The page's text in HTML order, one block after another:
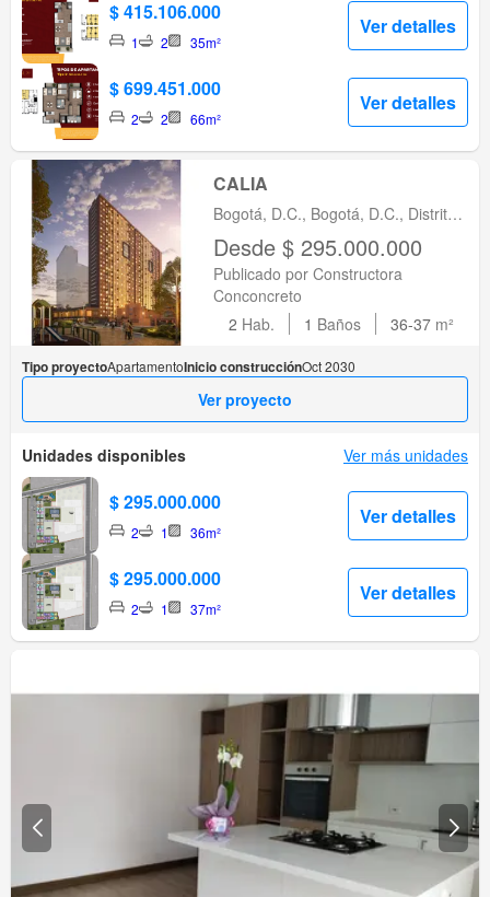
$ 415.106.000
1 2 35m²
Ver detalles
$ 699.451.000
2 2 66m²
Ver detalles
CALIA
Bogotá, D.C., Bogotá, D.C., Distrito
Capital
Desde $ 295.000.000
Publicado por Constructora
Conconcreto
2 Hab. 1 Baños 36-37 m²
Tipo proyectoApartamentoInicio construcciónOct 2030
Ver proyecto
Unidades disponibles Ver más unidades
$ 295.000.000
2 1 36m²
Ver detalles
$ 295.000.000
2 1 37m²
Ver detalles